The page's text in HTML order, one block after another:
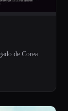
de Corea